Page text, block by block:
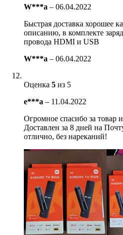
W***a – 06.04.2022
Быстрая доставка хорошее
описанию, в комплекте
провода HDMI и USB
W***a – 06.04.2022
Оценка 5 из 5
e***a – 11.04.2022
Огромное спасибо за товар
Доставлен за 8 дней на
отлично, без нареканий!